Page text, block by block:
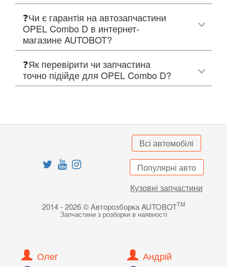
❓Чи є гарантія на автозапчастини
OPEL Combo D в интернет-
магазине AUTOBOT?
❓Як перевірити чи запчастина
точно підійде для OPEL Combo D?
Всі автомобілі
Популярні авто
Кузовні запчастини
2014 - 2026 © Авторозборка AUTOBOTTM
Запчастини з розборки в наявності
Олег
Андрій